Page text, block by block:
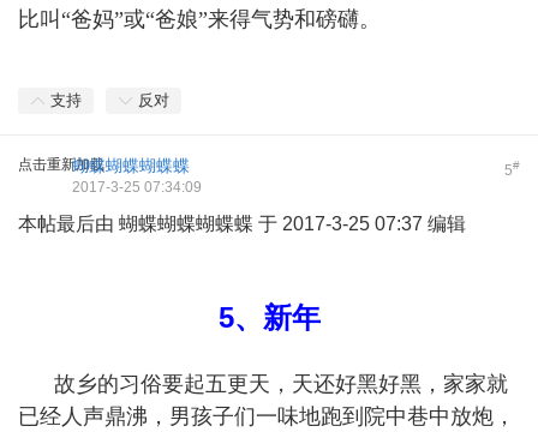
比叫“爸妈”或“爸娘”来得气势和磅礴。
支持 反对
点击重新加载 5#
蝴蝶蝴蝶蝴蝶蝶
2017-3-25 07:34:09
本帖最后由 蝴蝶蝴蝶蝴蝶蝶 于 2017-3-25 07:37 编辑
5、新年
故乡的习俗要起五更天，天还好黑好黑，家家就
已经人声鼎沸，男孩子们一味地跑到院中巷中放炮，